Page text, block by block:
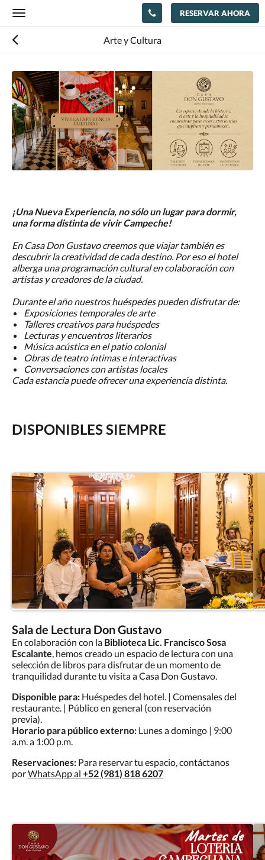
Toggle
RESERVAR AHORA
Arte y Cultura
¡Una Nueva Experiencia, no sólo un lugar para dormir,
una forma distinta de vivir Campeche!
En Casa Don Gustavo creemos que viajar también es
descubrir la creatividad de cada destino. Por eso el hotel
alberga una programación cultural en colaboración con
artistas y creadores de la ciudad.
Durante el año nuestros huéspedes pueden disfrutar de:
Exposiciones temporales de arte
Talleres creativos para huéspedes
Lecturas y encuentros literarios
Música acústica en el patio colonial
Obras de teatro íntimas e interactivas
Conversaciones con artistas locales
Cada estancia puede ofrecer una experiencia distinta.
DISPONIBLES SIEMPRE
Sala de Lectura Don Gustavo
En colaboración con la Biblioteca Lic. Francisco Sosa
Escalante , hemos creado un espacio de lectura con una
selección de libros para disfrutar de un momento de
tranquilidad durante tu visita a Casa Don Gustavo.
Disponible para: Huéspedes del hotel. | Comensales del
restaurante. | Público en general (con reservación
previa).
Horario para público externo: Lunes a domingo | 9:00
a.m. a 1:00 p.m.
Reservaciones: Para reservar tu espacio, contáctanos
porWhatsApp al +52 (981) 818 6207